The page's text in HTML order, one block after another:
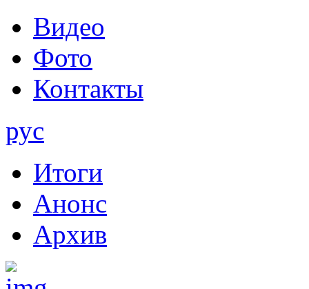
Видео
Фото
Контакты
рус
Итоги
Анонс
Архив